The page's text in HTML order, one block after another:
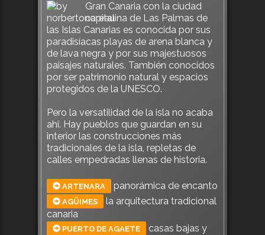
Gran Canaria con la ciudad
capitalina de Las Palmas de
las Islas Canarias es conocida por sus
paradisíacas playas de arena blanca y
de lava negra y por sus majestuosos
paisajes naturales. También conocidos
por ser patrimonio natural y espacios
protegidos de la UNESCO.
Pero la versatilidad de la isla no acaba
ahí. Hay pueblos que guardan en su
interior las construcciones más
tradicionales de la isla, repletas de
calles empedradas llenas de historia.
ARTENARA panorámica de encanto
AGÜIMES
la arquitectura tradicional
canaria
PUERTO DE AGAETE
casas bajas y